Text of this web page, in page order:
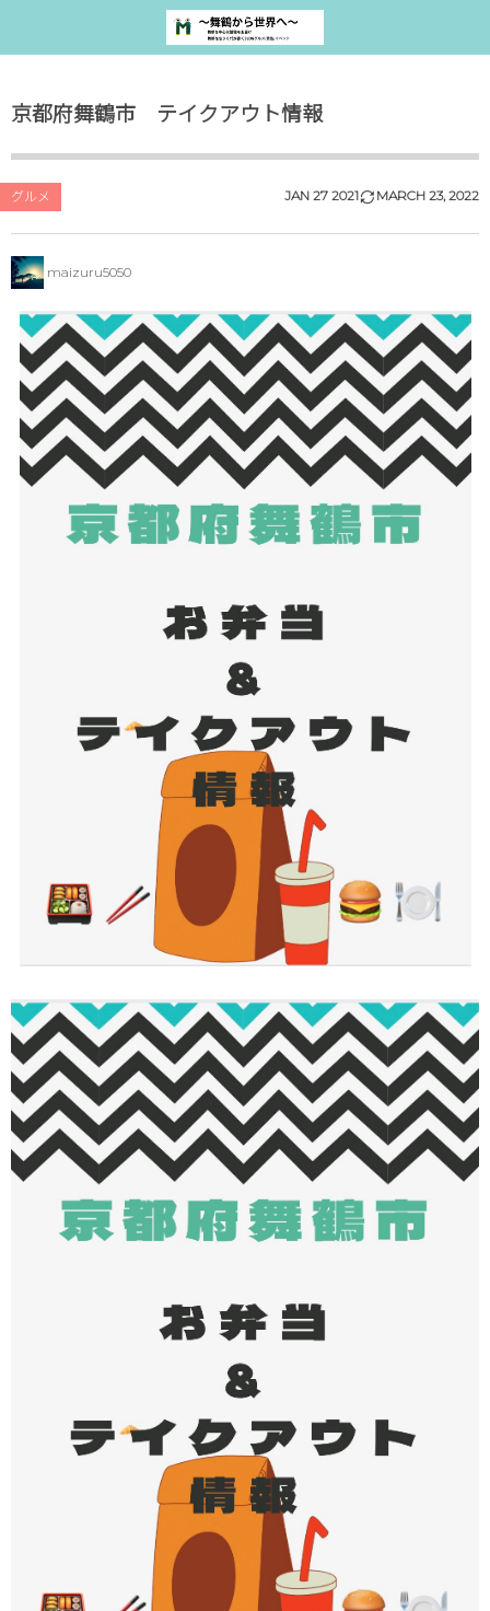
京都府舞鶴市 テイクアウト情報
グルメ JAN 27 2021 MARCH 23,2022
maizuru5050